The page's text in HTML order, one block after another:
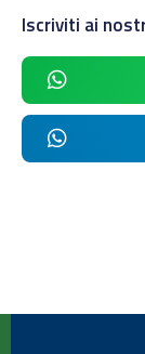
Iscriviti ai